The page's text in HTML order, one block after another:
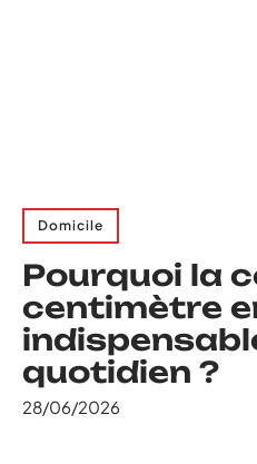
Domicile
Pourquoi la
centimètre
quotidien ?
28/06/2026